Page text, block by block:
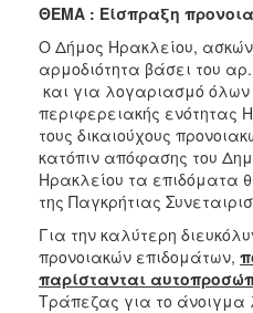
2017
2016
2015
2013
2012
2011
2010
2006
ΘΕΜΑ : Είσπραξη
Ο Δήμος Ηρακλείου,
αρμοδιότητα βάσει του
και για λογαριασμό
περιφερειακής ενότητας
τους δικαιούχους
κατόπιν απόφασης του
Ηρακλείου τα επιδόματα
της Παγκρήτιας
Για την καλύτερη
προνοιακών επιδομάτων,
παρίστανται
Τράπεζας για το άνοιγμα